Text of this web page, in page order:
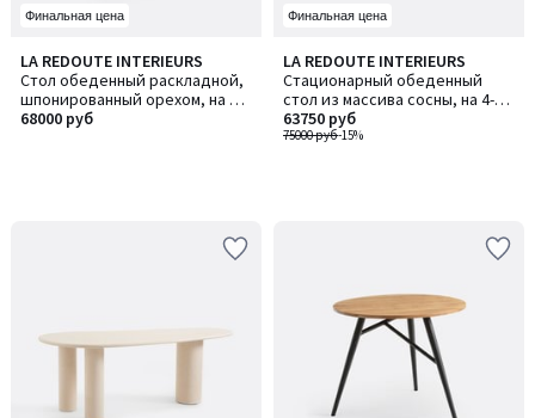
Финальная цена
LA REDOUTE INTERIEURS
Стол обеденный раскладной,
шпонированный орехом, на 2-6
персон, AYLIN / АЙЛИН
68000 руб
Финальная цена
LA REDOUTE INTERIEURS
Стационарный обеденный
стол из массива сосны, на 4-6
персон, MALU / МАЛУ
75000 руб-15%
63750 руб